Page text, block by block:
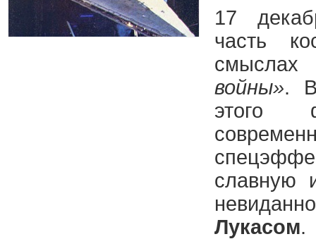
17
часть
войны».
этого
славную
Лукасом.